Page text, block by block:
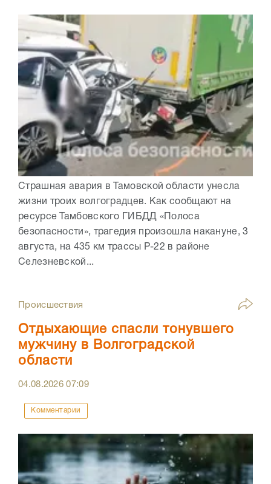
Страшная авария в Тамовской области унесла
жизни троих волгоградцев. Как сообщают на
ресурсе Тамбовского ГИБДД «Полоса
безопасности», трагедия произошла накануне, 3
августа, на 435 км трассы Р-22 в районе
Селезневской...
Происшествия
Отдыхающие спасли тонувшего
мужчину в Волгоградской
области
04.08.202607:09
Комментарии